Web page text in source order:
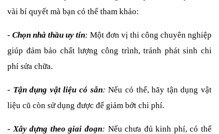
vài bí quyết mà bạn có thể tham khảo:
- Chọn nhà thầu uy tín: Một đơn vị thi công chuyên nghiệp
giúp đảm bảo chất lượng công trình, tránh phát sinh chi
phí sửa chữa.
- Tận dụng vật liệu có sẵn: Nếu có thể, hãy tận dụng vật
liệu cũ còn sử dụng được để giảm bớt chi phí.
- Xây dựng theo giai đoạn: Nếu chưa đủ kinh phí, có thể